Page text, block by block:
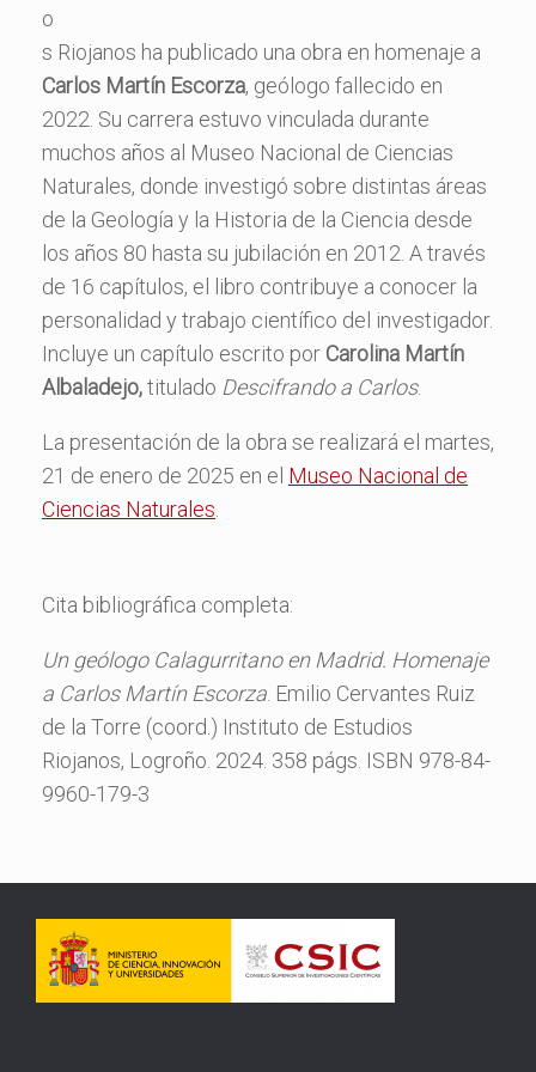
o
s Riojanos ha publicado una obra en homenaje a
Carlos Martín Escorza, geólogo fallecido en
2022. Su carrera estuvo vinculada durante
muchos años al Museo Nacional de Ciencias
Naturales, donde investigó sobre distintas áreas
de la Geología y la Historia de la Ciencia desde
los años 80 hasta su jubilación en 2012. A través
de 16 capítulos, el libro contribuye a conocer la
personalidad y trabajo científico del investigador.
Incluye un capítulo escrito por Carolina Martín
Albaladejo,titulado Descifrando a Carlos.
La presentación de la obra se realizará el martes,
21 de enero de 2025 en el Museo Nacional de
Ciencias Naturales
Cita bibliográfica completa:
Un geólogo Calagurritano en Madrid. Homenaje
a Carlos Martín Escorza . Emilio Cervantes Ruiz
de la Torre (coord.) Instituto de Estudios
Riojanos, Logroño. 2024. 358 págs. ISBN 978-84-
9960-179-3